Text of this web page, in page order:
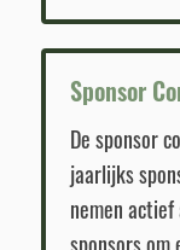
Sponsor
De sponsor
jaarlijks
nemen